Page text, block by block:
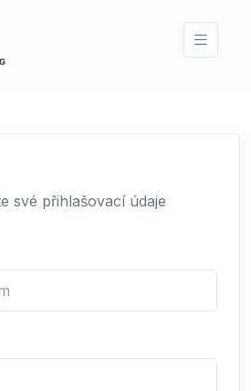
své přihlašovací údaje